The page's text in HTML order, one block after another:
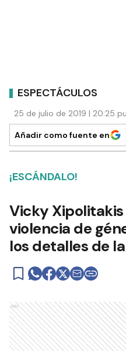
ESPECTÁCULOS
25 de julio de 2019 | 20:25
Añadir como fuente en
¡ESCÁNDALO!
Vicky
violencia de
los detalles de
Ads